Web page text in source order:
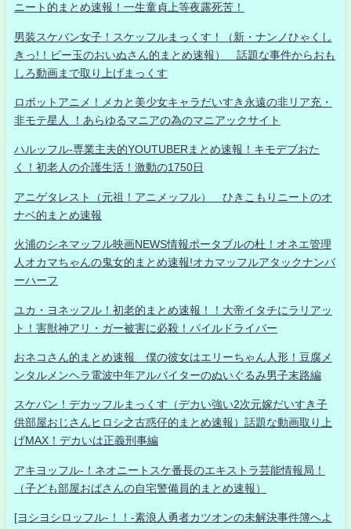
ニート的まとめ速報！一生童貞上等夜露死苦！
男装スケバン女子！スケッフルまっくす！（新・ナンノひゃくし
きっ!！ビー玉のおいぬさん的まとめ速報） 話題な事件からおも
しろ動画まで取り上げまっくす
ロボットアニメ！メカと美少女キャラだいすき永遠の非リア充・
非モテ星人 ！あらゆるマニアの為のマニアックサイト
ハルッフル-専業主夫的YOUTUBERまとめ速報！キモデブおた
く！初老人の介護生活！激動の1750日
アニゲタレスト（元祖！アニメッフル） ひきこもりニートのオ
ナベ的まとめ速報
火浦のシネマッフル映画NEWS情報ポータブルの杜！オネエ管理
人オカマちゃんの鬼女的まとめ速報!オカマッフルアタックナンバ
ーハーフ
ユカ・ヨネッフル！初老的まとめ速報！！大帝イタチにラリアッ
ト！害獣神アリ・ガー被害に必殺！パイルドライバー
おネコさん的まとめ速報 僕の彼女はエリーちゃん人形！豆腐メ
ンタルメンヘラ電波中年アルバイターのぬいぐるみ男子末路編
スケバン！デカッフルまっくす（デカい強い2次元嫁だいすき子
供部屋おじさんヒロシ之古惑仔的まとめ速報）話題な動画取り上
げMAX！デカいは正義刑事編
アキヨッフル-！ネオニートスケ番長のエキストラ芸能情報局！
（子ども部屋おばさんの自宅警備員的まとめ速報）
[ヨシヨシロッフル-！！-素浪人勇者カツオンの未解決事件簿へよ